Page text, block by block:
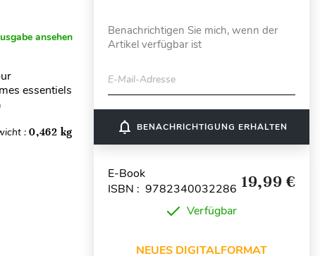
ansehen
essentiels
:0,462 kg
Benachrichtigen Sie mich, wenn der
Artikel verfügbar ist
E-Mail-Adresse
notifications_none BENACHRICHTIGUNG ERHALTEN
E-Book
ISBN : 9782340032286 19,99 €
Verfügbar
NEUES DIGITALFORMAT